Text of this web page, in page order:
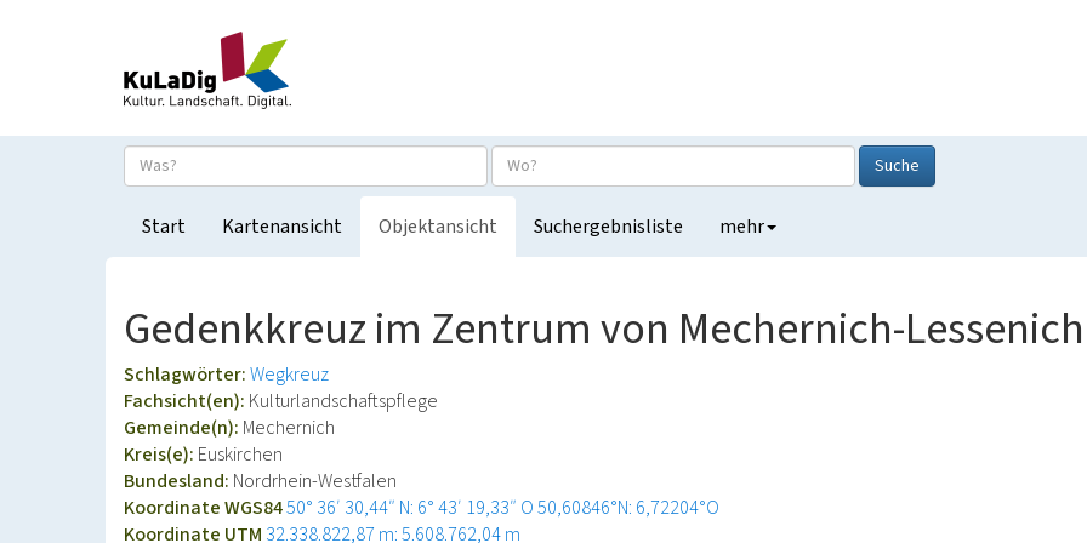
Suche
Start Kartenansicht Objektansicht Suchergebnisliste mehr
Gedenkkreuz im Zentrum von Mechernich-Lessenich
Schlagwörter:Wegkreuz
Fachsicht(en): Kulturlandschaftspflege
Gemeinde(n): Mechernich
Kreis(e): Euskirchen
Bundesland: Nordrhein-Westfalen
Koordinate WGS8450° 36′ 30,44″ N: 6° 43′ 19,33″ O50,60846°N: 6,72204°O
Koordinate UTM 32.338.822,87 m: 5.608.762,04 m